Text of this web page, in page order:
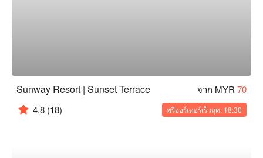
Sunway Resort | Sunset Terrace จาก MYR 70
4.8 (18) พรีออร์เดอร์เร็วสุด: 18:30